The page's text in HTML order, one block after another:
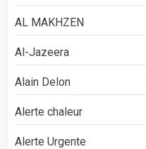
AL MAKHZEN
Al-Jazeera
Alain Delon
Alerte chaleur
Alerte Urgente